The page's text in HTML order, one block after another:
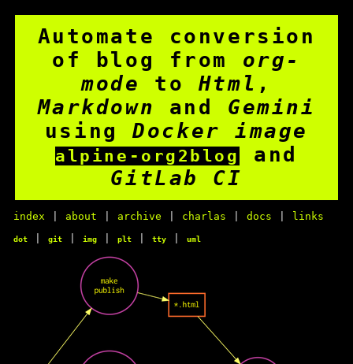
Automate conversion
of blog from org-
mode
to Html ,
Markdown
and Gemini
usingDocker image
alpine-org2blogand
GitLab CI
index about archive charlas docs links
dot git img plt tty uml